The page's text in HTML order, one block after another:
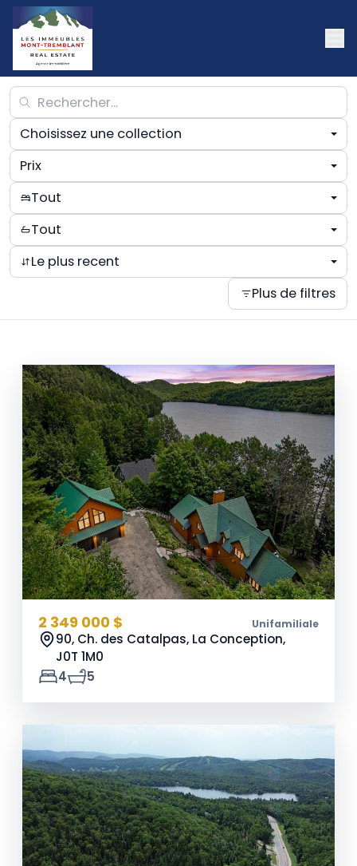
Choisissez une collection
Prix
Tout
Tout
Le plus recent
Plus de filtres
2 349 000 $ Unifamiliale
90, Ch. des Catalpas, La Conception,
J0T 1M0
4
5